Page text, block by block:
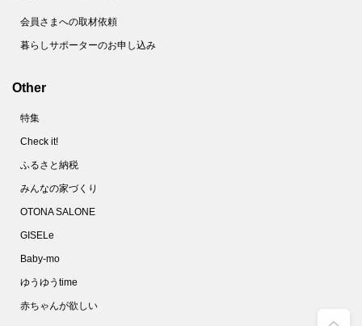
会員さまへの取材依頼
暮らしサポーターのお申し込み
Other
特集
Check it!
ふるさと納税
みんなの家づくり
OTONA SALONE
GISELe
Baby-mo
ゆうゆうtime
赤ちゃんが欲しい